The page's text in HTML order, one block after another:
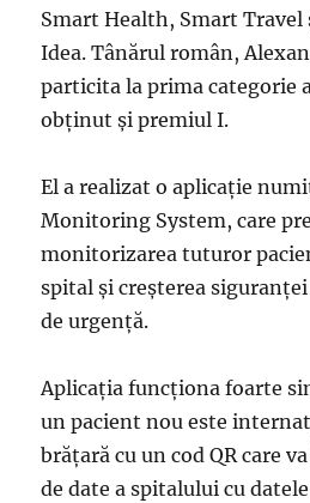
Smart Health, Smart
Idea. Tânărul român,
particita la prima categorie
obținut și premiul I.
El a realizat o aplicație
Monitoring System, care
monitorizarea tuturor
spital și creșterea
de urgență.
Aplicația funcționa foarte
un pacient nou este
brățară cu un cod QR care
de date a spitalului cu